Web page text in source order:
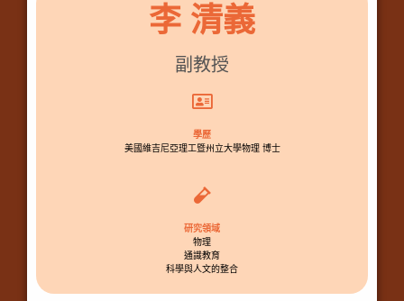
李 清義
副教授
學歷
美國維吉尼亞理工暨州立大學物理 博士
研究領域
物理
通識教育
科學與人文的整合